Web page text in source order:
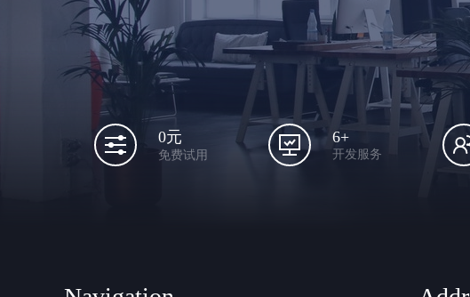
0元
免费试用
6+
开发服务